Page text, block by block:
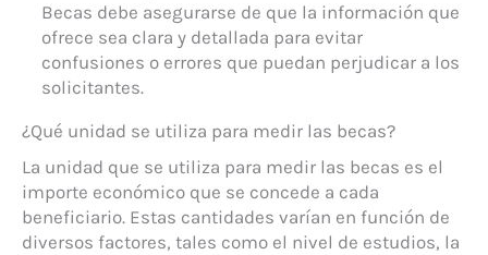
Becas debe asegurarse de que la información que
ofrece sea clara y detallada para evitar
confusiones o errores que puedan perjudicar a los
solicitantes.
¿Qué unidad se utiliza para medir las becas?
La unidad que se utiliza para medir las becas es el
importe económico que se concede a cada
beneficiario. Estas cantidades varían en función de
diversos factores, tales como el nivel de estudios, la